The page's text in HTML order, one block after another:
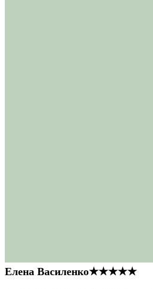
Елена Василенко★★★★★